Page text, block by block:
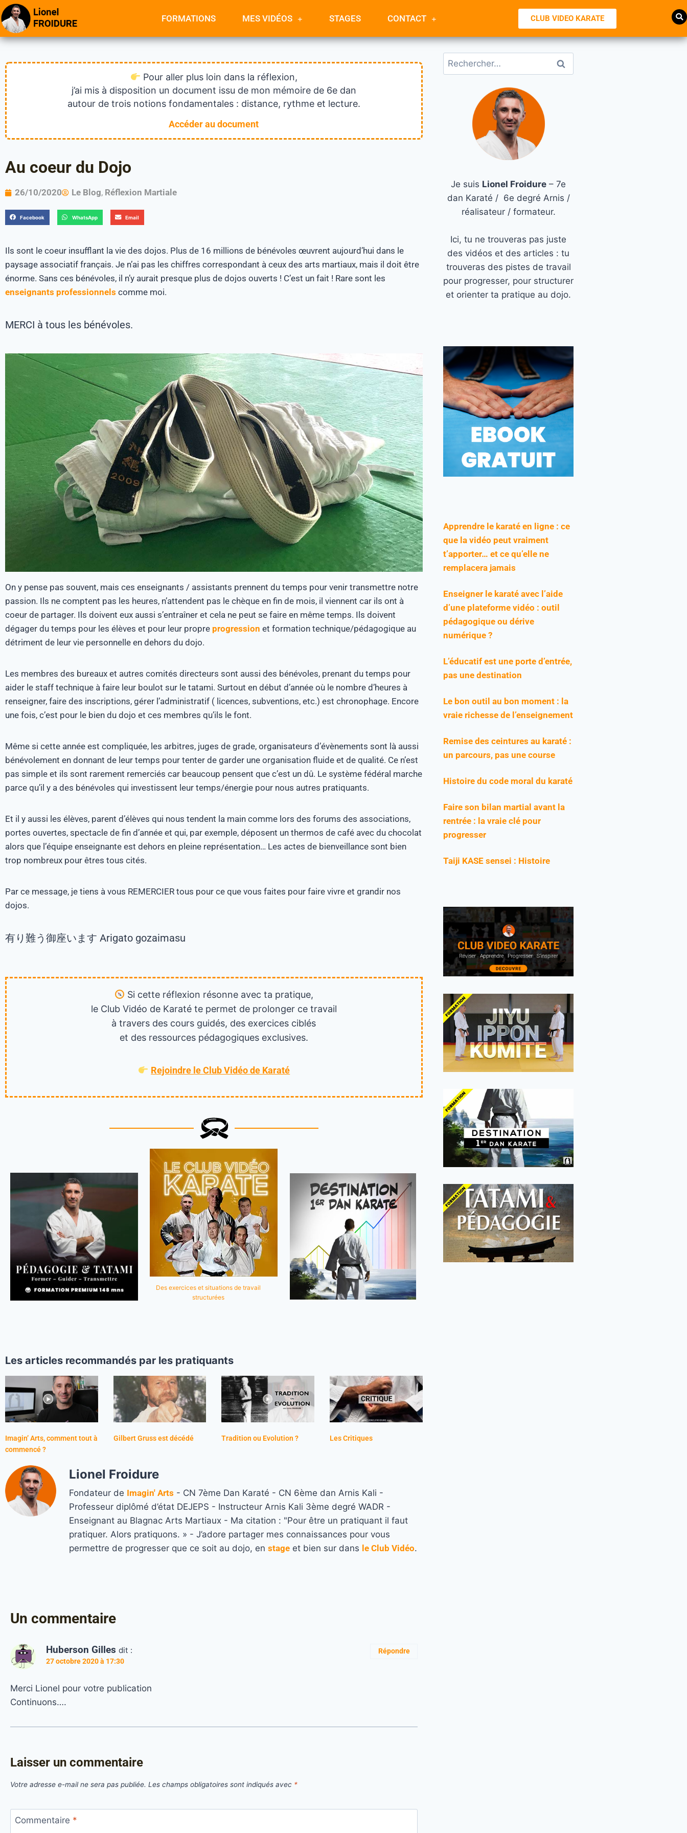
FORMATIONS MES VIDÉOS STAGES CONTACT CLUB VIDEO KARATE
Pour aller plus loin dans la réflexion,
j’ai mis à disposition un document issu de mon mémoire de 6e dan
autour de trois notions fondamentales : distance, rythme et lecture.
Accéder au document
Au coeur du Dojo
26/10/2020 Le Blog, Réflexion Martiale
Facebook WhatsApp Email
Ils sont le coeur insufflant la vie des dojos. Plus de 16 millions de bénévoles œuvrent aujourd’hui dans le
paysage associatif français. Je n’ai pas les chiffres correspondant à ceux des arts martiaux, mais il doit être
énorme. Sans ces bénévoles, il n’y aurait presque plus de dojos ouverts ! C’est un fait ! Rare sont les
enseignants professionnels comme moi.
MERCI à tous les bénévoles.
On y pense pas souvent, mais ces enseignants / assistants prennent du temps pour venir transmettre notre
passion. Ils ne comptent pas les heures, n’attendent pas le chèque en fin de mois, il viennent car ils ont à
coeur de partager. Ils doivent eux aussi s’entraîner et cela ne peut se faire en même temps. Ils doivent
dégager du temps pour les élèves et pour leur propre progression et formation technique/pédagogique au
détriment de leur vie personnelle en dehors du dojo.
Les membres des bureaux et autres comités directeurs sont aussi des bénévoles, prenant du temps pour
aider le staff technique à faire leur boulot sur le tatami. Surtout en début d’année où le nombre d’heures à
renseigner, faire des inscriptions, gérer l’administratif ( licences, subventions, etc.) est chronophage. Encore
une fois, c’est pour le bien du dojo et ces membres qu’ils le font.
Même si cette année est compliquée, les arbitres, juges de grade, organisateurs d’évènements sont là aussi
bénévolement en donnant de leur temps pour tenter de garder une organisation fluide et de qualité. Ce n’est
pas simple et ils sont rarement remerciés car beaucoup pensent que c’est un dû. Le système fédéral marche
parce qu’il y a des bénévoles qui investissent leur temps/énergie pour nous autres pratiquants.
Et il y aussi les élèves, parent d’élèves qui nous tendent la main comme lors des forums des associations,
portes ouvertes, spectacle de fin d’année et qui, par exemple, déposent un thermos de café avec du chocolat
alors que l’équipe enseignante est dehors en pleine représentation… Les actes de bienveillance sont bien
trop nombreux pour êtres tous cités.
Par ce message, je tiens à vous REMERCIER tous pour ce que vous faites pour faire vivre et grandir nos
dojos.
有り難う御座います Arigato gozaimasu
Si cette réflexion résonne avec ta pratique,
le Club Vidéo de Karaté te permet de prolonger ce travail
à travers des cours guidés, des exercices ciblés
et des ressources pédagogiques exclusives.
Rejoindre le Club Vidéo de Karaté
Des exercices et situations de travail
structurées
Les articles recommandés par les pratiquants
Imagin’ Arts, comment tout à
commencé ?
Gilbert Gruss est décédé Tradition ou Evolution ? Les Critiques
Lionel Froidure
Fondateur de Imagin' Arts - CN 7ème Dan Karaté - CN 6ème dan Arnis Kali -
Professeur diplômé d’état DEJEPS - Instructeur Arnis Kali 3ème degré WADR -
Enseignant au Blagnac Arts Martiaux - Ma citation : "Pour être un pratiquant il faut
pratiquer. Alors pratiquons. » - J’adore partager mes connaissances pour vous
permettre de progresser que ce soit au dojo, en stage et bien sur dans le Club Vidéo.
Un commentaire
Huberson Gilles dit :
27 octobre 2020 à 17:30
Merci Lionel pour votre publication
Continuons….
Répondre
Laisser un commentaire
Votre adresse e-mail ne sera pas publiée. Les champs obligatoires sont indiqués avec *
Commentaire *
Je suis Lionel Froidure – 7e
dan Karaté / 6e degré Arnis /
réalisateur / formateur.
Ici, tu ne trouveras pas juste
des vidéos et des articles : tu
trouveras des pistes de travail
pour progresser, pour structurer
et orienter ta pratique au dojo.
Apprendre le karaté en ligne : ce
que la vidéo peut vraiment
t’apporter… et ce qu’elle ne
remplacera jamais
Enseigner le karaté avec l’aide
d’une plateforme vidéo : outil
pédagogique ou dérive
numérique ?
L’éducatif est une porte d’entrée,
pas une destination
Le bon outil au bon moment : la
vraie richesse de l’enseignement
Remise des ceintures au karaté :
un parcours, pas une course
Histoire du code moral du karaté
Faire son bilan martial avant la
rentrée : la vraie clé pour
progresser
Taiji KASE sensei : Histoire